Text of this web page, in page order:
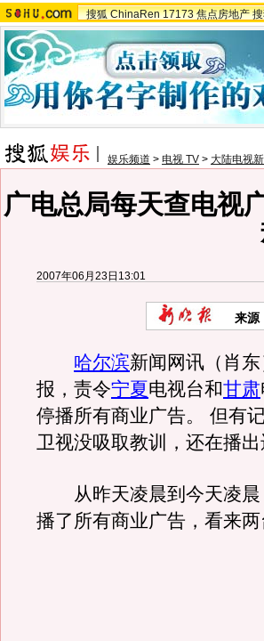
搜狐 ChinaRen 17173 焦点房地产
娱乐频道 > 电视 TV > 大陆电视
广电总局每天查电视
2007年06月23日13:01
来源
哈尔滨新闻网讯（肖
报，责令宁夏电视台和甘肃
停播所有商业广告。 但有
卫视没吸取教训，还在播出
从昨天凌晨到今天凌晨
播了所有商业广告，看来